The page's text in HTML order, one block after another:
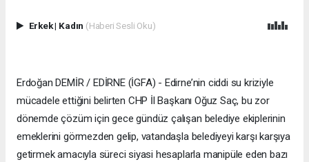
Erkek| Kadın (Haberi Sesli Oku)
Erdoğan DEMİR / EDİRNE (İGFA) - Edirne’nin ciddi su kriziyle
mücadele ettiğini belirten CHP İl Başkanı Oğuz Saç, bu zor
dönemde çözüm için gece gündüz çalışan belediye ekiplerinin
emeklerini görmezden gelip, vatandaşla belediyeyi karşı karşıya
getirmek amacıyla süreci siyasi hesaplarla manipüle eden bazı